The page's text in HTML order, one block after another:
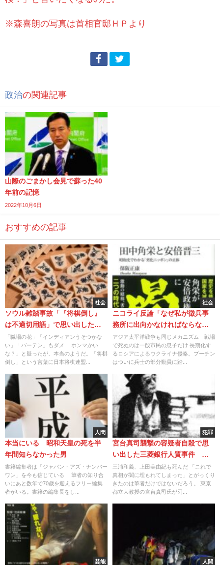
※森喜朗の写真は首相官邸ＨＰより
政治の関連記事
山際のごまかし会見で蘇った40
年前の記憶
2022年10月6日
おすすめの記事
社会
ソウル雑踏事故「『将棋倒し』
は不適切用語」で思い出した
「処女」の問題点
「職場の花」「インディアンうそつかな
い」「バーテン」もダメ 「ホンマかい
な？」と疑ったが、本当のようだ。「将棋
倒し」という言葉に日本将棋連盟...
社会
ニコライ反論「なぜ私が徴兵事
務所に出向かなければならない
の？」
アジア太平洋戦争も同じメカニズム 戦場
で死ぬのは一般市民の息子だけ 長期化す
るロシアによるウクライナ侵略。プーチン
はついに兵士の部分動員に踏...
人間
本当にいる 昭和天皇の死を半
年間知らなかった男
書籍編集者は「ジャパン・アズ・ナンバー
ワン」を今も信じている 筆者の知り合
いにあと数年で70歳を迎えるフリー編集
者がいる。書籍の編集長をし...
犯罪
宮台真司襲撃の容疑者自殺で思
い出した三菱銀行人質事件 犯
人・梅川昭美射殺の謎
三浦和義、上田美由紀も死んだ 「これで
真相が闇に埋もれてしまった」とがっくり
きたのは筆者だけではないだろう。 東京
都立大教授の宮台真司氏が刃...
芸能 人間